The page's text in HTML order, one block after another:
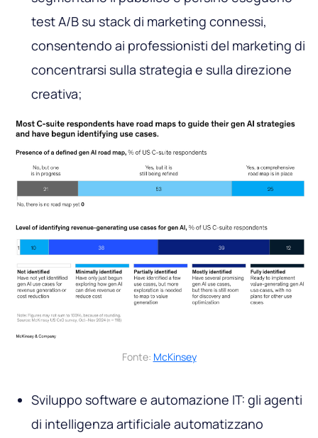
test A/B su stack di marketing connessi,
consentendo ai professionisti del marketing di
concentrarsi sulla strategia e sulla direzione
creativa;
Fonte: McKinsey
Sviluppo software e automazione IT: gli agenti
di intelligenza artificiale automatizzano